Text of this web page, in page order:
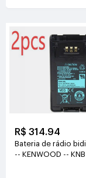
R$ 314.94
Bateria de rádio
-- KENWOOD -- KNB-48L